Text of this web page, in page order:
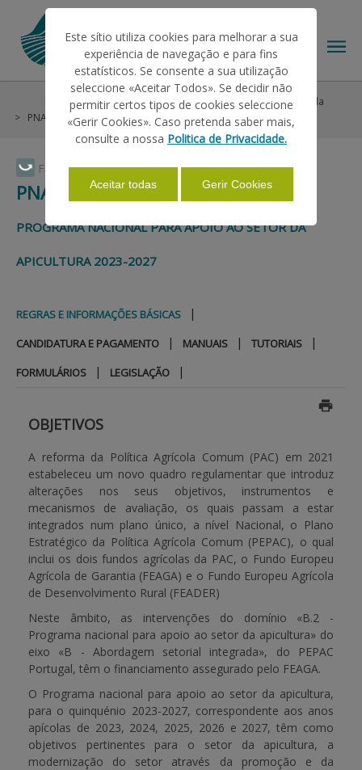
Faça Swipe para ver o menu
HELP/SUPPORT
INFORMATIONS
PAYMENTS
Login / Register
Help/Support Market Interventions
Programa Apícola
PNASA 2023-2027
Regras e Informações Básicas
PNASA 2023-2027
PROGRAMA NACIONAL PARA APOIO AO SETOR DA
APICULTURA 2023-2027
REGRAS E INFORMAÇÕES BÁSICAS |
CANDIDATURA E PAGAMENTO | MANUAIS | TUTORIAIS |
FORMULÁRIOS | LEGISLAÇÃO |
OBJETIVOS
A reforma da Política Agrícola Comum (PAC) em 2021
estabeleceu um novo quadro regulamentar que introduz
alterações nos seus objetivos, instrumentos e
mecanismos de avaliação, os quais passam a estar
integrados num plano único, a nível Nacional, o Plano
Estratégico da Política Agrícola Comum (PEPAC), o qual
inclui os dois fundos agrícolas da PAC, o Fundo Europeu
Agrícola de Garantia (FEAGA) e o Fundo Europeu Agrícola
de Desenvolvimento Rural (FEADER)
Neste âmbito, as intervenções do domínio «B.2 -
Programa nacional para apoio ao setor da apicultura» do
eixo «B - Abordagem setorial integrada», do PEPAC
Portugal, têm o financiamento assegurado pelo FEAGA.
O Programa nacional para apoio ao setor da apicultura,
para o quinquénio 2023-2027, correspondente aos anos
apícolas de 2023, 2024, 2025, 2026 e 2027, têm como
objetivos pertinentes para o setor da apicultura, a
modernização do setor através da promoção e da
Este sítio utiliza cookies para melhorar a sua
experiência de navegação e para fins
estatísticos. Se consente a sua utilização
seleccione «Aceitar Todos». Se decidir não
permitir certos tipos de cookies seleccione
«Gerir Cookies». Caso pretenda saber mais,
consulte a nossa Politica de Privacidade.
Aceitar todas Gerir Cookies